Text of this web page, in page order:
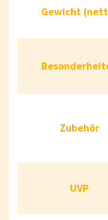
Gewicht
UVP
Gewicht
Zubehör
UVP